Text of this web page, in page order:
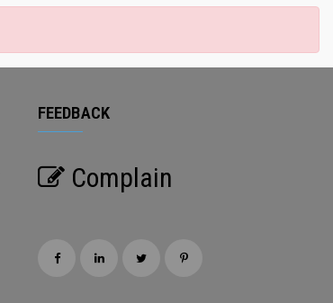
FEEDBACK
Complain